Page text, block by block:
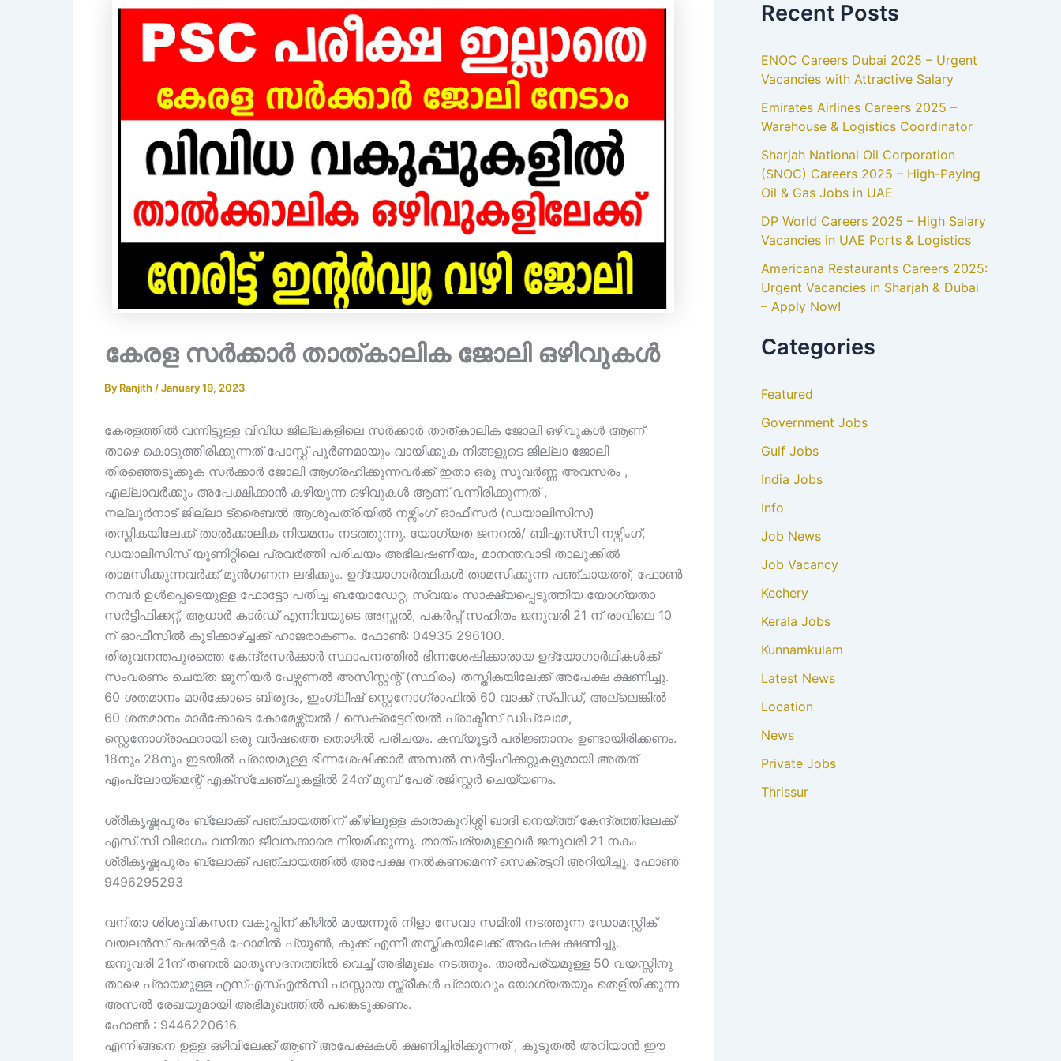
കേരള സർക്കാർ താത്കാലിക ജോലി ഒഴിവുകൾ
By Ranjith /January 19, 2023
കേരളത്തിൽ വന്നിട്ടുള്ള വിവിധ ജില്ലകളിലെ സർക്കാർ താത്കാലിക ജോലി ഒഴിവുകൾ ആണ്
താഴെ കൊടുത്തിരിക്കുന്നത് പോസ്റ്റ്‌ പൂർണമായും വായിക്കുക നിങ്ങളുടെ ജില്ലാ ജോലി
തിരഞ്ഞെടുക്കുക സർക്കാർ ജോലി ആഗ്രഹിക്കുന്നവർക്ക് ഇതാ ഒരു സുവർണ്ണ അവസരം ,
എല്ലാവർക്കും അപേക്ഷിക്കാൻ കഴിയുന്ന ഒഴിവുകൾ ആണ് വന്നിരിക്കുന്നത് ,
നല്ലൂർനാട് ജില്ലാ ട്രൈബൽ ആശുപത്രിയിൽ നഴ്സിംഗ് ഓഫീസർ (ഡയാലിസിസ്)
തസ്തികയിലേക്ക് താൽക്കാലിക നിയമനം നടത്തുന്നു. യോഗ്യത ജനറൽ/ ബിഎസ്‌സി നഴ്സിംഗ്,
ഡയാലിസിസ് യൂണിറ്റിലെ പ്രവർത്തി പരിചയം അഭിലഷണീയം, മാനന്തവാടി താലൂക്കിൽ
താമസിക്കുന്നവർക്ക് മുൻഗണന ലഭിക്കും. ഉദ്യോഗാർത്ഥികൾ താമസിക്കുന്ന പഞ്ചായത്ത്, ഫോൺ
നമ്പർ ഉൾപ്പെടെയുള്ള ഫോട്ടോ പതിച്ച ബയോഡേറ്റ, സ്വയം സാക്ഷ്യപ്പെടുത്തിയ യോഗ്യതാ
സർട്ടിഫിക്കറ്റ്, ആധാർ കാർഡ് എന്നിവയുടെ അസ്സൽ, പകർപ്പ് സഹിതം ജനുവരി 21 ന് രാവിലെ 10
ന് ഓഫീസിൽ കൂടിക്കാഴ്ച്ചക്ക് ഹാജരാകണം. ഫോൺ: 04935 296100.
തിരുവനന്തപുരത്തെ കേന്ദ്രസർക്കാർ സ്ഥാപനത്തിൽ ഭിന്നശേഷിക്കാരായ ഉദ്യോഗാർഥികൾക്ക്
സംവരണം ചെയ്ത ജൂനിയർ പേഴ്സണൽ അസിസ്റ്റന്റ് (സ്ഥിരം) തസ്തികയിലേക്ക് അപേക്ഷ ക്ഷണിച്ചു.
60 ശതമാനം മാർക്കോടെ ബിരുദം, ഇംഗ്ലീഷ് സ്റ്റെനോഗ്രാഫിൽ 60 വാക്ക് സ്പീഡ്, അല്ലെങ്കിൽ
60 ശതമാനം മാർക്കോടെ കോമേഴ്സ്യൽ / സെക്രട്ടേറിയൽ പ്രാക്ടീസ് ഡിപ്ലോമ,
സ്റ്റെനോഗ്രാഫറായി ഒരു വർഷത്തെ തൊഴിൽ പരിചയം. കമ്പ്യൂട്ടർ പരിജ്ഞാനം ഉണ്ടായിരിക്കണം.
18നും 28നും ഇടയിൽ പ്രായമുള്ള ഭിന്നശേഷിക്കാർ അസൽ സർട്ടിഫിക്കറ്റുകളുമായി അതത്
എംപ്ലോയ്മെന്റ് എക്സ്ചേഞ്ചുകളിൽ 24ന് മുമ്പ് പേര് രജിസ്റ്റർ ചെയ്യണം.
ശ്രീകൃഷ്ണപുരം ബ്ലോക്ക് പഞ്ചായത്തിന് കീഴിലുള്ള കാരാകുറിശ്ശി ഖാദി നെയ്ത്ത് കേന്ദ്രത്തിലേക്ക്
എസ്.സി വിഭാഗം വനിതാ ജീവനക്കാരെ നിയമിക്കുന്നു. താത്പര്യമുള്ളവർ ജനുവരി 21 നകം
ശ്രീകൃഷ്ണപുരം ബ്ലോക്ക് പഞ്ചായത്തിൽ അപേക്ഷ നൽകണമെന്ന് സെക്രട്ടറി അറിയിച്ചു. ഫോൺ:
9496295293
വനിതാ ശിശുവികസന വകുപ്പിന് കീഴിൽ മായന്നൂർ നിളാ സേവാ സമിതി നടത്തുന്ന ഡോമസ്റ്റിക്
വയലൻസ് ഷെൽട്ടർ ഹോമിൽ പ്യൂൺ, കുക്ക് എന്നീ തസ്തികയിലേക്ക് അപേക്ഷ ക്ഷണിച്ചു.
ജനുവരി 21ന് തണൽ മാതൃസദനത്തിൽ വെച്ച് അഭിമുഖം നടത്തും. താൽപര്യമുള്ള 50 വയസ്സിനു
താഴെ പ്രായമുള്ള എസ്എസ്എൽസി പാസ്സായ സ്ത്രീകൾ പ്രായവും യോഗ്യതയും തെളിയിക്കുന്ന
അസൽ രേഖയുമായി അഭിമുഖത്തിൽ പങ്കെടുക്കണം.
ഫോൺ : 9446220616.
എന്നിങ്ങനെ ഉള്ള ഒഴിവിലേക്ക് ആണ് അപേക്ഷകൾ ക്ഷണിച്ചിരിക്കുന്നത് , കൂടുതൽ അറിയാൻ ഈ
Recent Posts
ENOC Careers Dubai 2025 – Urgent
Vacancies with Attractive Salary
Emirates Airlines Careers 2025 –
Warehouse & Logistics Coordinator
Sharjah National Oil Corporation
(SNOC) Careers 2025 – High-Paying
Oil & Gas Jobs in UAE
DP World Careers 2025 – High Salary
Vacancies in UAE Ports & Logistics
Americana Restaurants Careers 2025:
Urgent Vacancies in Sharjah & Dubai
– Apply Now!
Categories
Featured
Government Jobs
Gulf Jobs
India Jobs
Info
Job News
Job Vacancy
Kechery
Kerala Jobs
Kunnamkulam
Latest News
Location
News
Private Jobs
Thrissur